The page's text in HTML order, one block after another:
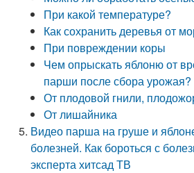
При какой температуре?
Как сохранить деревья от
При повреждении коры
Чем опрыскать яблоню от
парши после сбора урожая?
От плодовой гнили,
От лишайника
Видео парша на груше и
болезней. Как бороться с
эксперта хитсад ТВ